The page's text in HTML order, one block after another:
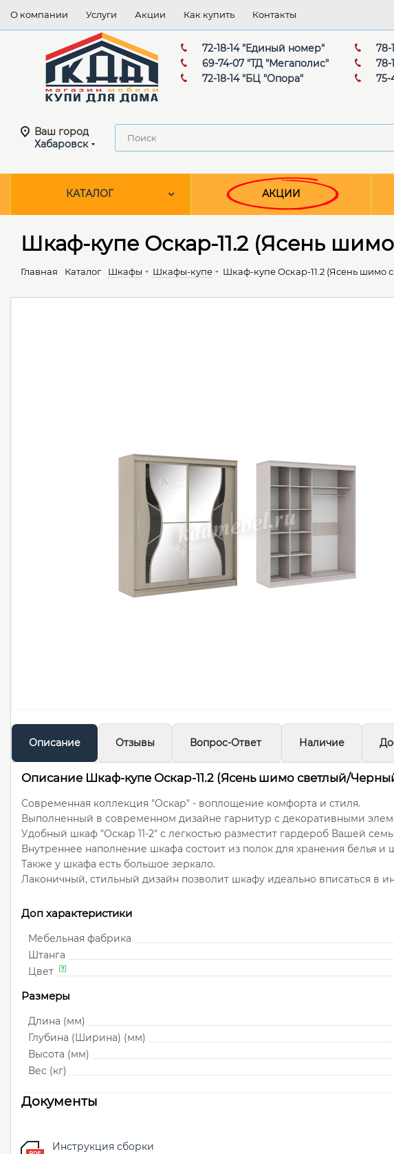
О компании Услуги Акции Как купить Контакты
72-18-14 "Единый номер"
69-74-07 "ТД "Мегаполис"
72-18-14 "БЦ "Опора"
75-
Ваш город
Хабаровск
КАТАЛОГ АКЦИИ
Шкаф-купе Оскар-11.2 (Ясень
Главная Каталог Шкафы Шкафы-купе Шкаф-купе Оскар-11.2 (Ясень шимо
Описание Отзывы Вопрос-Ответ Наличие
Описание Шкаф-купе Оскар-11.2 (Ясень шимо светлый/
Современная коллекция "Оскар" - воплощение комфорта и стиля.
Выполненный в современном дизайне гарнитур с декоративными
Удобный шкаф "Оскар 11-2" с легкостью разместит гардероб Вашей
Внутреннее наполнение шкафа состоит из полок для хранения белья и
Также у шкафа есть большое зеркало.
Лаконичный, стильный дизайн позволит шкафу идеально вписаться в
Доп характеристики
Мебельная фабрика
Штанга
Цвет
Размеры
Длина (мм)
Глубина (Ширина) (мм)
Высота (мм)
Вес (кг)
Документы
Инструкция сборки